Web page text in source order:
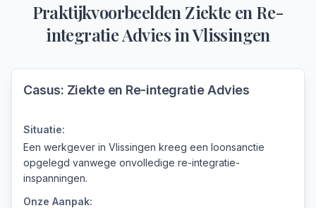
Praktijkvoorbeelden Ziekte en Re-
integratie AdviesinVlissingen
Casus: Ziekte en Re-integratie Advies
Situatie:
Een werkgever in Vlissingen kreeg een loonsanctie
opgelegd vanwege onvolledige re-integratie-
inspanningen.
Onze Aanpak: